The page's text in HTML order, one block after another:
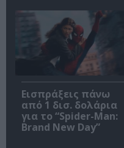
Εισπράξεις πάνω
από 1 δισ. δολάρια
για το “Spider-Man:
Brand New Day”